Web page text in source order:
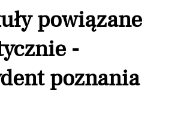
powiązane
-
poznania